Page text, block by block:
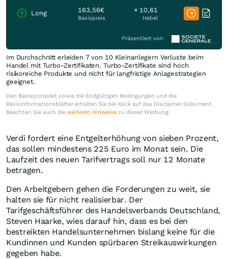
Long 163,56€
Basispreis
× 10,61
Hebel
Präsentiert von
Im Durchschnitt erleiden 7 von 10 Kleinanlegern Verluste beim
Handel mit Turbo-Zertifikaten. Turbo-Zertifikate sind hoch
risikoreiche Produkte und nicht für langfristige Anlagestrategien
geeignet.
Den Basisprospekt sowie die Endgültigen Bedingungen und die
Basisinformationsblätter erhalten Sie bei Klick auf das Disclaimer Dokument.
Beachten Sie auch die weiteren Hinweise zu dieser Werbung.
Verdi fordert eine Entgelterhöhung von sieben Prozent,
das sollen mindestens 225 Euro im Monat sein. Die
Laufzeit des neuen Tarifvertrags soll nur 12 Monate
betragen.
Den Arbeitgebern gehen die Forderungen zu weit, sie
halten sie für nicht realisierbar. Der
Tarifgeschäftsführer des Handelsverbands Deutschland,
Steven Haarke, wies darauf hin, dass es bei den
bestreikten Handelsunternehmen bislang keine für die
Kundinnen und Kunden spürbaren Streikauswirkungen
gegeben habe.